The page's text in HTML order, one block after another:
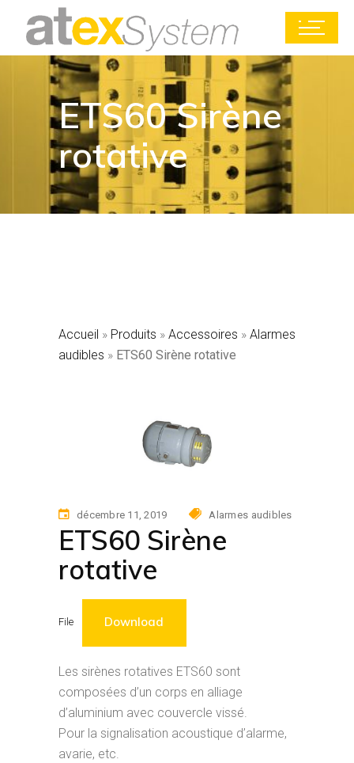
ETS60 Sirène
rotative
Accueil » Produits » Accessoires » Alarmes
audibles » ETS60 Sirène rotative
décembre 11, 2019 Alarmes audibles
ETS60 Sirène
rotative
File Download
Les sirènes rotatives ETS60 sont
composées d’un corps en alliage
d’aluminium avec couvercle vissé.
Pour la signalisation acoustique d’alarme,
avarie, etc.